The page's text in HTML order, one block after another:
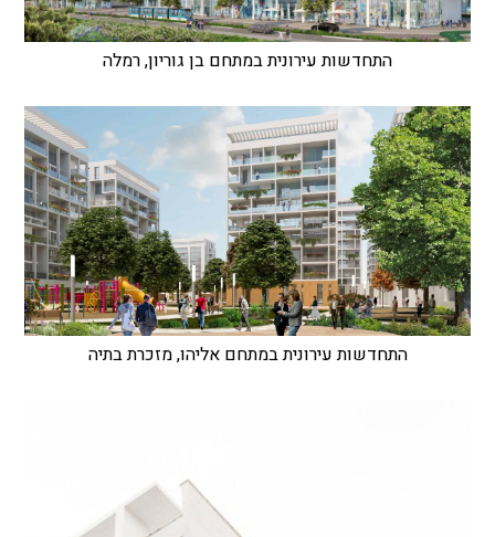
התחדשות עירונית במתחם בן גוריון, רמלה
התחדשות עירונית במתחם אליהו, מזכרת בתיה